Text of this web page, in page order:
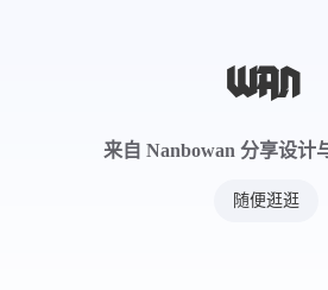
生地、栀子、淡竹叶等，如
蓟根酒（《千金翼方》）
小蓟根茶（《医学衷中参西
来自 Nanbowan 分享设计
随便逛逛